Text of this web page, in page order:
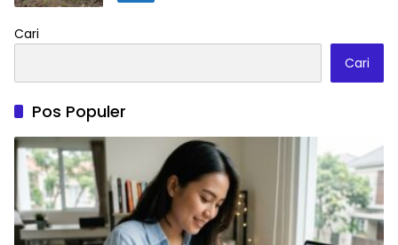
Cari
Cari
Pos Populer